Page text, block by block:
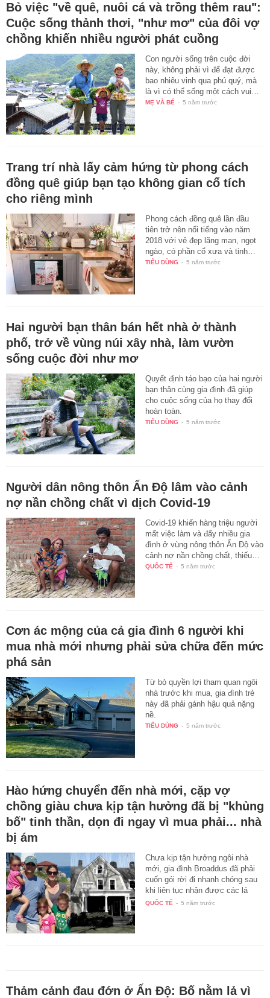
Bỏ việc "về quê, nuôi cá và trồng thêm rau":
Cuộc sống thảnh thơi, "như mơ" của đôi vợ
chồng khiến nhiều người phát cuồng
Con người sống trên cuộc đời
này, không phải vì để đạt được
bao nhiêu vinh qua phú quý, mà
là vì có thể sống một cách vui…
MẸ VÀ BÉ - 5 năm trước
Trang trí nhà lấy cảm hứng từ phong cách
đồng quê giúp bạn tạo không gian cổ tích
cho riêng mình
Phong cách đồng quê lần đầu
tiên trở nên nổi tiếng vào năm
2018 với vẻ đẹp lãng mạn, ngọt
ngào, có phần cổ xưa và tinh…
TIÊU DÙNG - 5 năm trước
Hai người bạn thân bán hết nhà ở thành
phố, trở về vùng núi xây nhà, làm vườn
sống cuộc đời như mơ
Quyết định táo bạo của hai người
bạn thân cùng gia đình đã giúp
cho cuộc sống của họ thay đổi
hoàn toàn.
TIÊU DÙNG - 5 năm trước
Người dân nông thôn Ấn Độ lâm vào cảnh
nợ nần chồng chất vì dịch Covid-19
Covid-19 khiến hàng triệu người
mất việc làm và đẩy nhiều gia
đình ở vùng nông thôn Ấn Độ vào
cảnh nợ nần chồng chất, thiếu…
QUỐC TẾ - 5 năm trước
Cơn ác mộng của cả gia đình 6 người khi
mua nhà mới nhưng phải sửa chữa đến mức
phá sản
Từ bỏ quyền lợi tham quan ngôi
nhà trước khi mua, gia đình trẻ
này đã phải gánh hậu quả nặng
nề.
TIÊU DÙNG - 5 năm trước
Hào hứng chuyển đến nhà mới, cặp vợ
chồng giàu chưa kịp tận hưởng đã bị "khủng
bố" tinh thần, dọn đi ngay vì mua phải... nhà
bị ám
Chưa kịp tận hưởng ngôi nhà
mới, gia đình Broaddus đã phải
cuốn gói rời đi nhanh chóng sau
khi liên tục nhận được các lá
thư…
QUỐC TẾ - 5 năm trước
Thảm cảnh đau đớn ở Ấn Độ: Bố nằm lả vì